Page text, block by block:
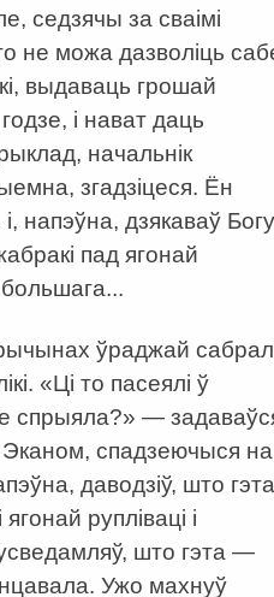
седзячы за сваімі
не можа дазволіць
выдаваць грошай
і нават даць
начальнік
згадзіцеся. Ён
напэўна, дзякаваў
пад ягонай
ўраджай
«Ці то пасеялі ў
спрыяла?» —
Эканом, спадзеючыся на
даводзіў, што гэта
рупліваці і
што гэта —
Ужо махнуў